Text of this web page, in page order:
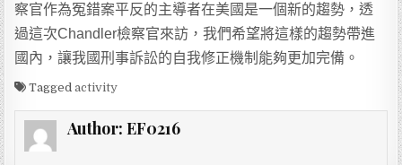
察官作為冤錯案平反的主導者在美國是一個新的趨勢，透
過這次Chandler檢察官來訪，我們希望將這樣的趨勢帶進
國內，讓我國刑事訴訟的自我修正機制能夠更加完備。
Taggedactivity
Author: EF0216